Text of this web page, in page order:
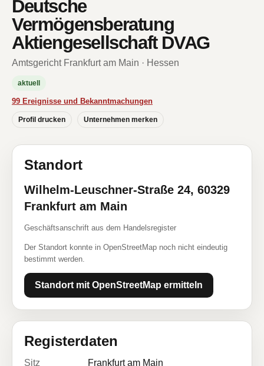
Deutsche
Vermögensberatung
Aktiengesellschaft DVAG
Amtsgericht Frankfurt am Main · Hessen
aktuell
99 Ereignisse und Bekanntmachungen
Profil drucken Unternehmen merken
Standort
Wilhelm-Leuschner-Straße 24, 60329
Frankfurt am Main
Geschäftsanschrift aus dem Handelsregister
Der Standort konnte in OpenStreetMap noch nicht eindeutig
bestimmt werden.
Standort mit OpenStreetMap ermitteln
Registerdaten
Sitz
Frankfurt am Main